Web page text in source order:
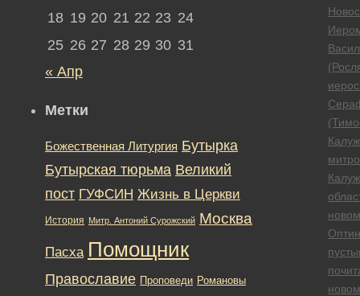
18 19 20 21 22 23 24
25 26 27 28 29 30 31
« Апр
Метки
Божественная Литургия Бутырка
Бутырская тюрьма Великий
пост ГУФСИН Жизнь в Церкви
История Митр. Антоний Сурожский Москва
Пасха Помощник
Православие Проповеди Романовы